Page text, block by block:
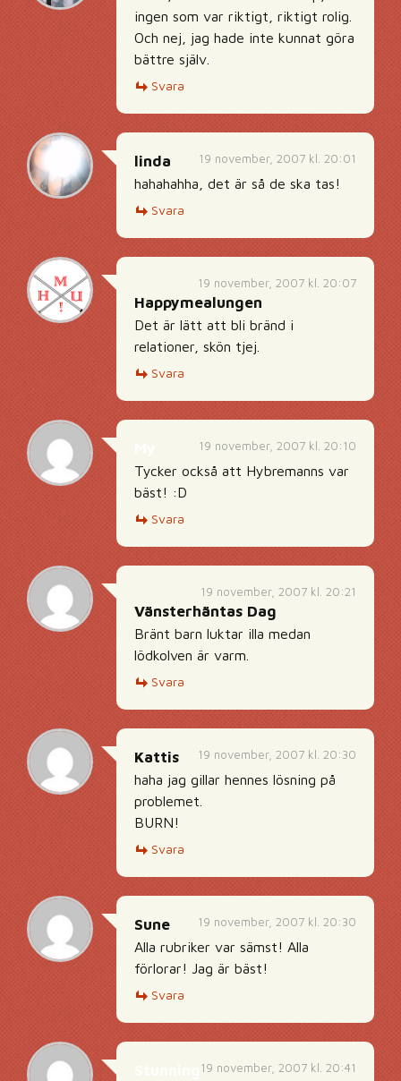
ingen som var riktigt, riktigt rolig.
Och nej, jag hade inte kunnat göra
bättre själv.
Svara
19 november, 2007 kl. 20:01
linda
hahahahha, det är så de ska tas!
Svara
19 november, 2007 kl. 20:07
Happymealungen
Det är lätt att bli bränd i
relationer, skön tjej.
Svara
19 november, 2007 kl. 20:10
Tycker också att Hybremanns var
bäst! :D
Svara
19 november, 2007 kl. 20:21
Vänsterhäntas Dag
Bränt barn luktar illa medan
lödkolven är varm.
Svara
19 november, 2007 kl. 20:30
Kattis
haha jag gillar hennes lösning på
problemet.
BURN!
Svara
19 november, 2007 kl. 20:30
Sune
Alla rubriker var sämst! Alla
förlorar! Jag är bäst!
Svara
19 november, 2007 kl. 20:41